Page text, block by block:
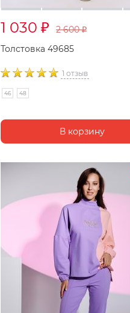
1 030 ₽ 2 600₽
Толстовка 49685
1 отзыв
46 48